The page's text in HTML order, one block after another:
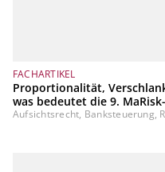
FACHARTIKEL
Proportionalität,
was bedeutet die 9.
Aufsichtsrecht, Banksteuerung,